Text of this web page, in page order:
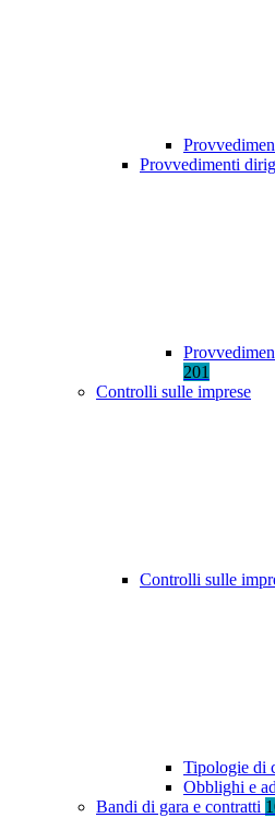
Provvedimenti
201
Controlli sulle imprese
Controlli sulle
Tipologie di
Obblighi e
Bandi di gara e contratti